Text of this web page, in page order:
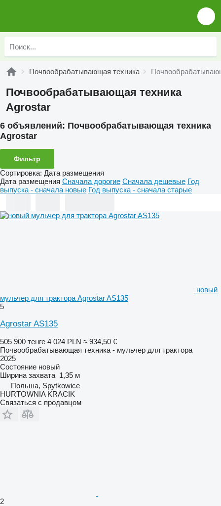
Почвообрабатывающая техника
Почвообрабатывающая техника
Agrostar
6 объявлений: Почвообрабатывающая техника
Agrostar
Фильтр
Сортировка: Дата размещения
Дата размещения Сначала дорогие Сначала дешевые Год
выпуска - сначала новые Год выпуска - сначала старые
новый
мульчер для трактора Agrostar AS135
5
Agrostar AS135
505 900 тенге 4 024 PLN ≈ 934,50 €
Почвообрабатывающая техника - мульчер для трактора
2025
Состояние новый
Ширина захвата 1,35 м
Польша, Spytkowice
HURTOWNIA KRACIK
Связаться с продавцом
2